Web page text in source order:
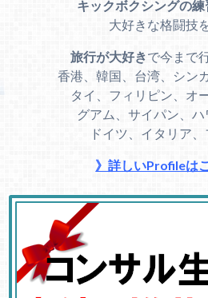
キックボクシングの練
大好きな格闘技
旅行が大好きで今まで
香港、韓国、台湾、シン
タイ、フィリピン、オ
グアム、サイパン、ハ
ドイツ、イタリア、
》詳しいProfileは